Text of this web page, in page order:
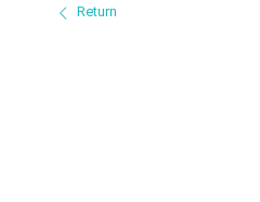
Return